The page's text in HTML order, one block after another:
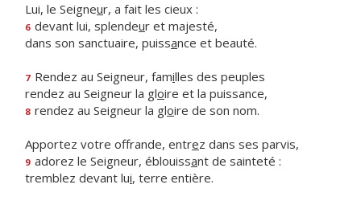
Lui, le Seigneur, a fait les cieux :
6 devant lui, splendeur et majesté,
dans son sanctuaire, puissance et beauté.
7 Rendez au Seigneur, familles des peuples
rendez au Seigneur la gloire et la puissance,
8 rendez au Seigneur la gloire de son nom.
Apportez votre offrande, entrez dans ses parvis,
9 adorez le Seigneur, éblouissant de sainteté :
tremblez devant lui, terre entière.